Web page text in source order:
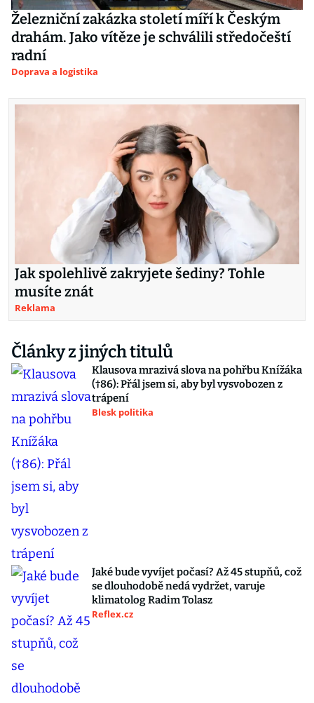
Železniční zakázka století míří k Českým
drahám. Jako vítěze je schválili středočeští
radní
Doprava a logistika
Jak spolehlivě zakryjete šediny? Tohle
musíte znát
Reklama
Články z jiných titulů
Klausova mrazivá slova na pohřbu Knížáka
(†86): Přál jsem si, aby byl vysvobozen z
trápení
Blesk politika
Jaké bude vyvíjet počasí? Až 45 stupňů, což
se dlouhodobě nedá vydržet, varuje
klimatolog Radim Tolasz
Reflex.cz